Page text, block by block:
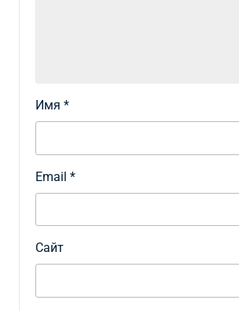
Имя *
Email *
Сайт